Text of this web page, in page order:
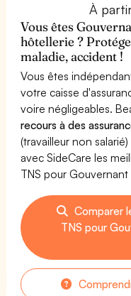
À
Vous êtes
hôtellerie ?
maladie, accident !
Vous êtes
votre caisse
voire négligeables.
recours à des
(travailleur non
avec SideCare les
TNS pour
Comparer
TNS pour